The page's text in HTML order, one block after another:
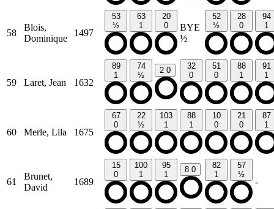
58
Blois,
Dominique
1497
53
½
63
1
20
0
BYE
½
52
½
28
0
94
1
59 Laret, Jean 1632
89
1
74
½
2 0
32
0
51
0
88
1
91
1
60 Merle, Lila 1675
67
0
22
½
103
1
88
1
10
0
21
0
87
1
61
Brunet,
David
1689
15
0
100
1
95
1
8 0
82
1
57
½
-